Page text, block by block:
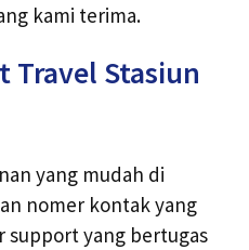
kami terima.
Travel Stasiun
yang mudah di
nomer kontak yang
support yang bertugas